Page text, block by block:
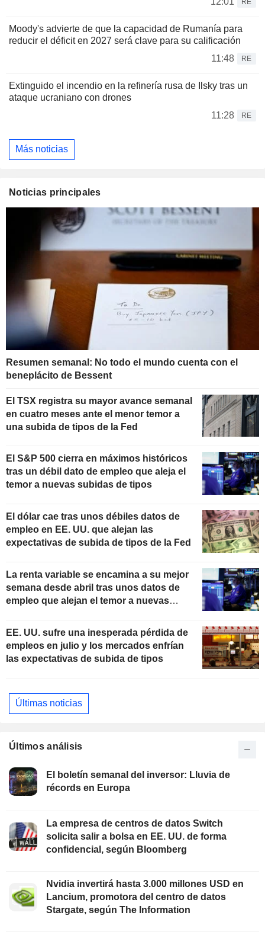
Moody's advierte de que la capacidad de Rumanía para
reducir el déficit en 2027 será clave para su calificación
11:48
RE
Extinguido el incendio en la refinería rusa de Ilsky tras un
ataque ucraniano con drones
11:28
RE
Más noticias
Noticias principales
Resumen semanal: No todo el mundo cuenta con el
beneplácito de Bessent
El TSX registra su mayor avance semanal
en cuatro meses ante el menor temor a
una subida de tipos de la Fed
El S&P 500 cierra en máximos históricos
tras un débil dato de empleo que aleja el
temor a nuevas subidas de tipos
El dólar cae tras unos débiles datos de
empleo en EE. UU. que alejan las
expectativas de subida de tipos de la Fed
La renta variable se encamina a su mejor
semana desde abril tras unos datos de
empleo que alejan el temor a nuevas
EE. UU. sufre una inesperada pérdida de
empleos en julio y los mercados enfrían
las expectativas de subida de tipos
Últimas noticias
Últimos análisis
El boletín semanal del inversor: Lluvia de
récords en Europa
La empresa de centros de datos Switch
solicita salir a bolsa en EE. UU. de forma
confidencial, según Bloomberg
Nvidia invertirá hasta 3.000 millones USD en
Lancium, promotora del centro de datos
Stargate, según The Information